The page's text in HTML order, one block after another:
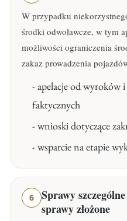
W przypadku
środki odwoławcze, w tym
możliwości ograniczenia
zakaz prowadzenia
- apelacje od wyroków
faktycznych
- wnioski dotyczące
- wsparcie na etapie
6
Sprawy
sprawy złożone